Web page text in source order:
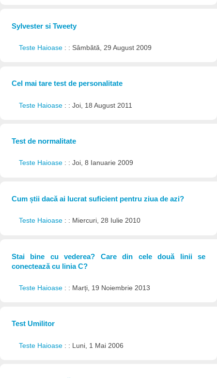
Sylvester si Tweety
Teste Haioase : : Sâmbătă, 29 August 2009
Cel mai tare test de personalitate
Teste Haioase : : Joi, 18 August 2011
Test de normalitate
Teste Haioase : : Joi, 8 Ianuarie 2009
Cum știi dacă ai lucrat suficient pentru ziua de azi?
Teste Haioase : : Miercuri, 28 Iulie 2010
Stai bine cu vederea? Care din cele două linii se
conectează cu linia C?
Teste Haioase : : Marți, 19 Noiembrie 2013
Test Umilitor
Teste Haioase : : Luni, 1 Mai 2006